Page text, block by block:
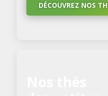
DÉCOUVREZ NOS